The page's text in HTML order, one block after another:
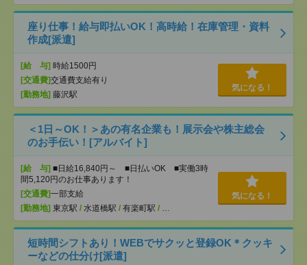
座り仕事！給与即払いOK！高時給！在庫管理・資料
作成[派遣]
[給 与] 時給1500円
[交通費]交通費支給有り
[勤務地] 藤沢駅
気になる！
＜1日～OK！＞あの有名企業も！展示会や株主総会
のお手伝い！[アルバイト]
[給 与] ■日給16,840円～ ■日払いOK ■実働3時
間5,120円のお仕事あります！
[交通費]一部支給
[勤務地] 東京駅 / 水道橋駅 / 有楽町駅 / …
気になる！
短時間シフトあり！WEBでサクッと登録OK＊クッキ
ーなどの仕分け[派遣]